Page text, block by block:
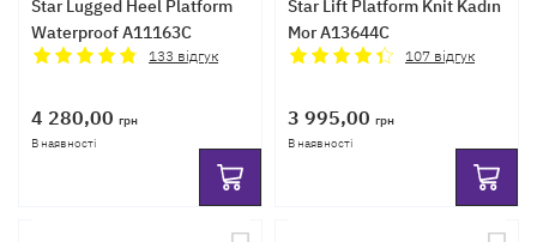
Star Lugged Heel Platform
Waterproof A11163C
133 відгук
4 280,00 грн
В наявності
Star Lift Platform Knit Kadın
Mor A13644C
107 відгук
3 995,00 грн
В наявності